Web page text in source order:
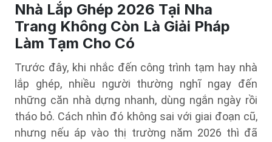
Nhà Lắp Ghép 2026 Tại Nha
Trang Không Còn Là Giải Pháp
Làm Tạm Cho Có
Trước đây, khi nhắc đến công trình tạm hay nhà
lắp ghép, nhiều người thường nghĩ ngay đến
những căn nhà dựng nhanh, dùng ngắn ngày rồi
tháo bỏ. Cách nhìn đó không sai với giai đoạn cũ,
nhưng nếu áp vào thị trường năm 2026 thì đã